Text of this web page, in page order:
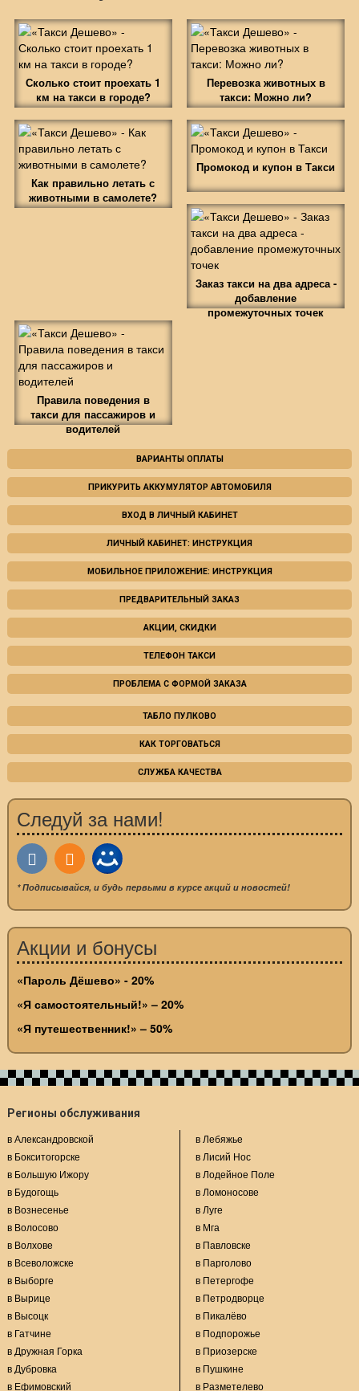
Сколько стоит проехать 1
км на такси в городе?
Перевозка животных в
такси: Можно ли?
Как правильно летать с
животными в самолете?
Промокод и купон в Такси
Заказ такси на два адреса -
добавление
промежуточных точек
Правила поведения в
такси для пассажиров и
водителей
ВАРИАНТЫ ОПЛАТЫ
ПРИКУРИТЬ АККУМУЛЯТОР АВТОМОБИЛЯ
ВХОД В ЛИЧНЫЙ КАБИНЕТ
ЛИЧНЫЙ КАБИНЕТ: ИНСТРУКЦИЯ
МОБИЛЬНОЕ ПРИЛОЖЕНИЕ: ИНСТРУКЦИЯ
ПРЕДВАРИТЕЛЬНЫЙ ЗАКАЗ
АКЦИИ, СКИДКИ
ТЕЛЕФОН ТАКСИ
ПРОБЛЕМА С ФОРМОЙ ЗАКАЗА
ТАБЛО ПУЛКОВО
КАК ТОРГОВАТЬСЯ
СЛУЖБА КАЧЕСТВА
Следуй за нами!
* Подписывайся, и будь первыми в курсе акций и новостей!
Акции и бонусы
«Пароль Дёшево» - 20%
«Я самостоятельный!» – 20%
«Я путешественник!» – 50%
Регионы обслуживания
в Александровской
в Бокситогорске
в Большую Ижору
в Будогощь
в Вознесенье
в Волосово
в Волхове
в Всеволожске
в Выборге
в Вырице
в Высоцк
в Гатчине
в Дружная Горка
в Дубровка
в Ефимовский
в Лебяжье
в Лисий Нос
в Лодейное Поле
в Ломоносове
в Луге
в Мга
в Павловске
в Парголово
в Петергофе
в Петродворце
в Пикалёво
в Подпорожье
в Приозерске
в Пушкине
в Разметелево